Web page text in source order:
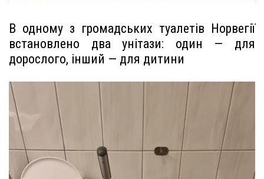
В одному з громадських туалетів Норвегії
встановлено два унітази: один — для
дорослого, інший — для дитини